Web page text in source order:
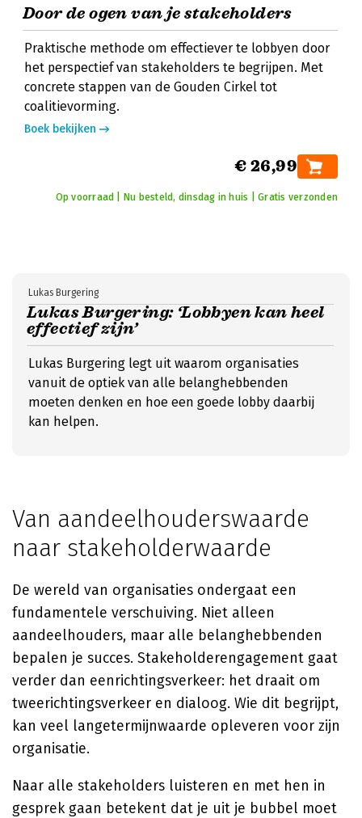
Door de ogen van je stakeholders
Praktische methode om effectiever te lobbyen door
het perspectief van stakeholders te begrijpen. Met
concrete stappen van de Gouden Cirkel tot
coalitievorming.
Boek bekijken
€ 26,99
Op voorraad | Nu besteld, dinsdag in huis | Gratis verzonden
Lukas Burgering: ‘Lobbyen kan heel
effectief zijn’
Lukas Burgering
Lukas Burgering legt uit waarom organisaties
vanuit de optiek van alle belanghebbenden
moeten denken en hoe een goede lobby daarbij
kan helpen.
Van aandeelhouderswaarde
naar stakeholderwaarde
De wereld van organisaties ondergaat een
fundamentele verschuiving. Niet alleen
aandeelhouders, maar alle belanghebbenden
bepalen je succes. Stakeholderengagement gaat
verder dan eenrichtingsverkeer: het draait om
tweerichtingsverkeer en dialoog. Wie dit begrijpt,
kan veel langetermijnwaarde opleveren voor zijn
organisatie.
Naar alle stakeholders luisteren en met hen in
gesprek gaan betekent dat je uit je bubbel moet